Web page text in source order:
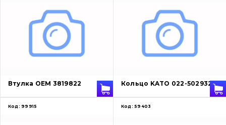
Втулка OEM 3819822 Кольцо KATO 022-5029325
Код: 99915 Код: 59403